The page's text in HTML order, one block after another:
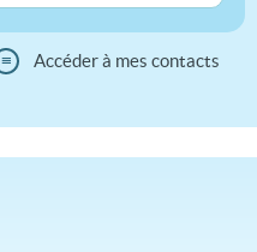
≡ Accéder à mes contacts